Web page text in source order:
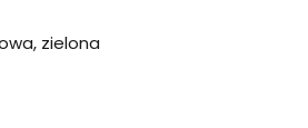
zielona